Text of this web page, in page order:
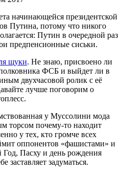
начинающейся президентской
Путина, потому что никого
Путин в очередной раз
предпенсионные сиськи.
щуки. Не знаю, присвоено ли
ФСБ и выйдет ли в
двухчасовой ролик с её
лучше поговорим о
у Муссолини мода
торсом почему-то находит
у тех, кто громче всех
оппонентов «фашистами» и
Год, Пасху и день рождения
заставляет задуматься.